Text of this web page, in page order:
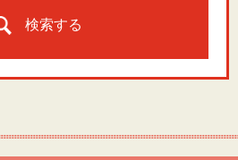
検索する